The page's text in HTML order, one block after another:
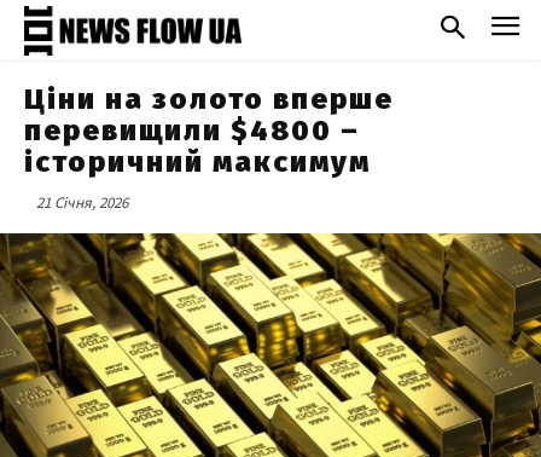
Ціни на золото вперше
перевищили $4800 –
історичний максимум
21 Січня, 2026